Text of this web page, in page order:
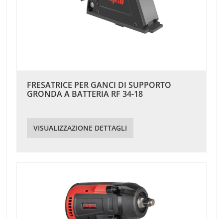
FRESATRICE PER GANCI DI SUPPORTO
GRONDA A BATTERIA RF 34-18
VISUALIZZAZIONE DETTAGLI